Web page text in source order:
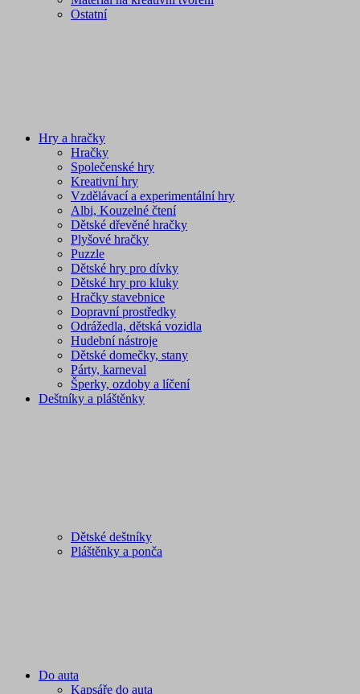
Ostatní
Hry a hračky
Hračky
Společenské hry
Kreativní hry
Vzdělávací a experimentální hry
Albi, Kouzelné čtení
Dětské dřevěné hračky
Plyšové hračky
Puzzle
Dětské hry pro dívky
Dětské hry pro kluky
Hračky stavebnice
Dopravní prostředky
Odrážedla, dětská vozidla
Hudební nástroje
Dětské domečky, stany
Párty, karneval
Šperky, ozdoby a líčení
Deštníky a pláštěnky
Dětské deštníky
Pláštěnky a ponča
Do auta
Kapsáře do auta